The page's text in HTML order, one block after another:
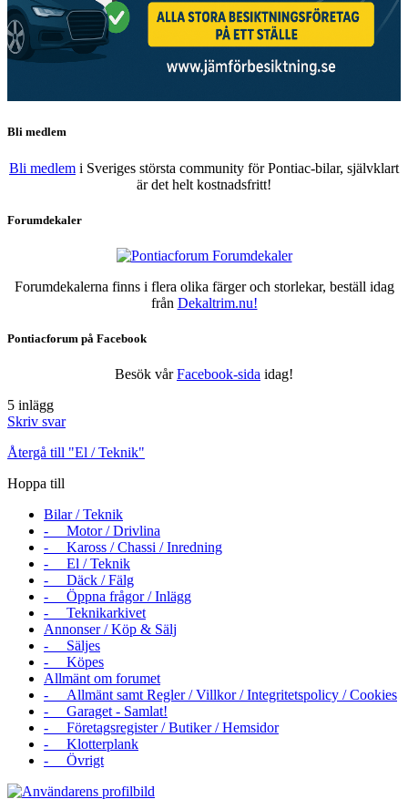
Bli medlem
Bli medlem i Sveriges största community för Pontiac-bilar, självklart
är det helt kostnadsfritt!
Forumdekaler
Forumdekalerna finns i flera olika färger och storlekar, beställ idag
från Dekaltrim.nu!
Pontiacforum på Facebook
Besök vårFacebook-sida idag!
5 inlägg
Skriv svar
Återgå till "El / Teknik"
Hoppa till
Bilar / Teknik
- Motor / Drivlina
- Kaross / Chassi / Inredning
- El / Teknik
- Däck / Fälg
- Öppna frågor / Inlägg
- Teknikarkivet
Annonser / Köp & Sälj
- Säljes
- Köpes
Allmänt om forumet
- Allmänt samt Regler / Villkor / Integritetspolicy / Cookies
- Garaget - Samlat!
- Företagsregister / Butiker / Hemsidor
- Klotterplank
- Övrigt